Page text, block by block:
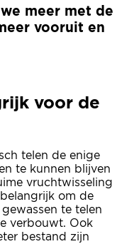
meer met de
vooruit en
voor de
telen de enige
te kunnen blijven
vruchtwisseling
om de
te telen
verbouwt. Ook
bestand zijn